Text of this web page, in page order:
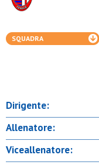
SQUADRA
Dirigente:
Allenatore:
Viceallenatore: